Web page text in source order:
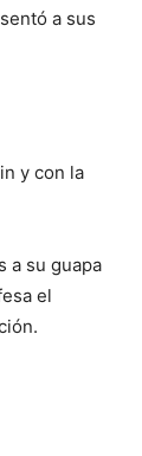
a sus
y con la
a su guapa
el